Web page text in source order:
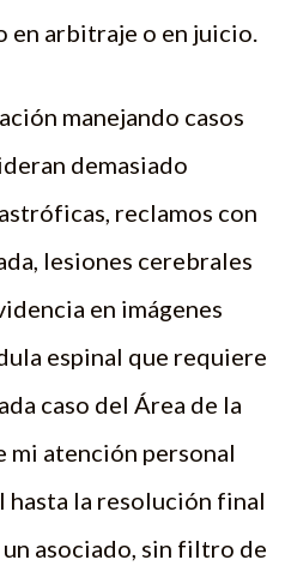
en arbitraje o en juicio.
manejando casos
demasiado
reclamos con
lesiones cerebrales
en imágenes
espinal que requiere
caso del Área de la
mi atención personal
hasta la resolución final
asociado, sin filtro de